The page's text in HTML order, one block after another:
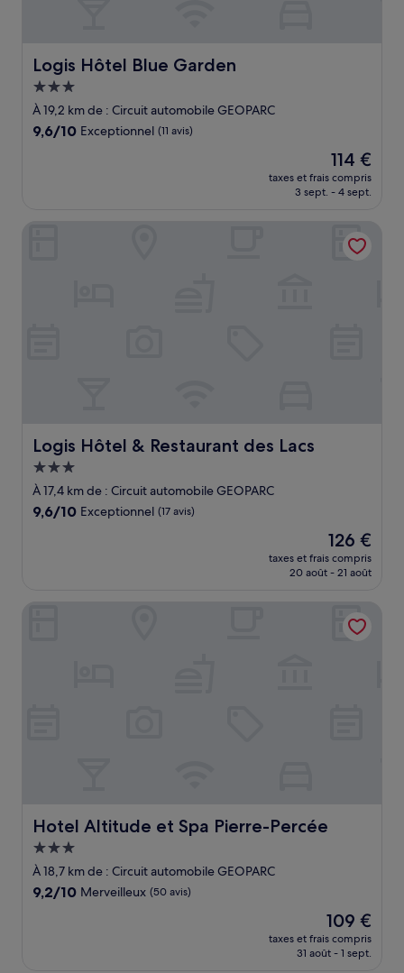
Logis Hôtel Blue Garden
Logis Hôtel Blue Garden
Hébergement
3.0 étoiles
À 19,2 km de : Circuit automobile GEOPARC
9.6
9,6/10 Exceptionnel (11 avis)
Le
nouveau
prix
de
114 €
114 €
taxes et frais compris
3 sept. - 4 sept.
Logis Hôtel & Restaurant des Lacs
Logis Hôtel & Restaurant des Lacs
Hébergement
3.0 étoiles
À 17,4 km de : Circuit automobile GEOPARC
9.6
9,6/10 Exceptionnel (17 avis)
Le
nouveau
prix
de
126 €
126 €
taxes et frais compris
20 août - 21 août
Hotel Altitude et Spa Pierre-Percée
Hotel Altitude et Spa Pierre-Percée
Hébergement
3.0 étoiles
À 18,7 km de : Circuit automobile GEOPARC
9.2
9,2/10 Merveilleux (50 avis)
Le
nouveau
prix
109 €
taxes et frais compris
31 août - 1 sept.